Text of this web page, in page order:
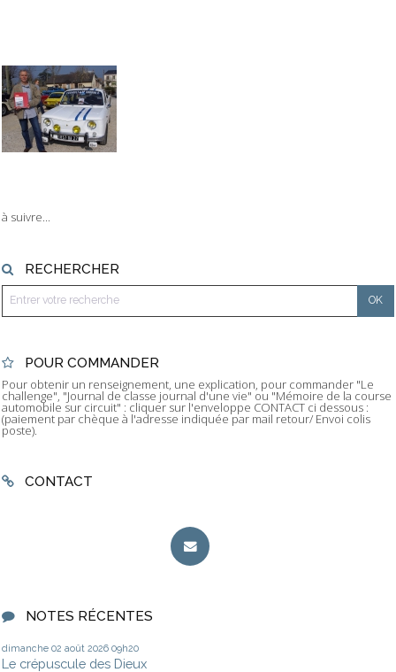
à suivre...
RECHERCHER
POUR COMMANDER
Pour obtenir un renseignement, une explication, pour commander "Le
challenge", "Journal de classe journal d'une vie" ou "Mémoire de la course
automobile sur circuit" : cliquer sur l'enveloppe CONTACT ci dessous :
(paiement par chèque à l'adresse indiquée par mail retour/ Envoi colis
poste).
CONTACT
NOTES RÉCENTES
dimanche 02 août 2026 09h20
Le crépuscule des Dieux